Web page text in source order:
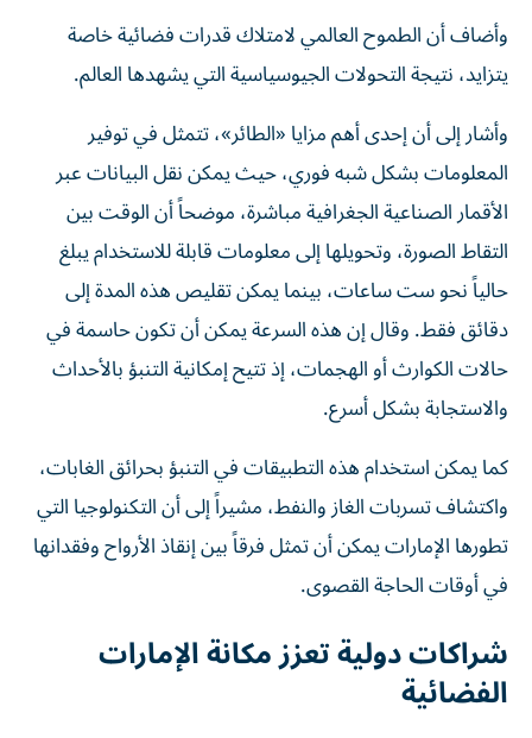
وأضاف أن الطموح العالمي لامتلاك قدرات فضائية خاصة
يتزايد، نتيجة التحولات الجيوسياسية التي يشهدها العالم.
وأشار إلى أن إحدى أهم مزايا «الطائر»، تتمثل في توفير
المعلومات بشكل شبه فوري، حيث يمكن نقل البيانات عبر
الأقمار الصناعية الجغرافية مباشرة، موضحاً أن الوقت بين
التقاط الصورة، وتحويلها إلى معلومات قابلة للاستخدام يبلغ
حالياً نحو ست ساعات، بينما يمكن تقليص هذه المدة إلى
دقائق فقط. وقال إن هذه السرعة يمكن أن تكون حاسمة في
حالات الكوارث أو الهجمات، إذ تتيح إمكانية التنبؤ بالأحداث
والاستجابة بشكل أسرع.
كما يمكن استخدام هذه التطبيقات في التنبؤ بحرائق الغابات،
واكتشاف تسربات الغاز والنفط، مشيراً إلى أن التكنولوجيا التي
تطورها الإمارات يمكن أن تمثل فرقاً بين إنقاذ الأرواح وفقدانها
في أوقات الحاجة القصوى.
شراكات دولية تعزز مكانة الإمارات
الفضائية